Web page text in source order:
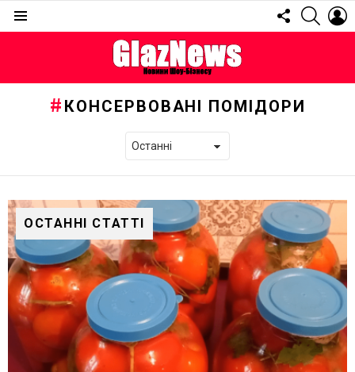
FOLLOW
US
КОНСЕРВОВАНІ ПОМІДОРИ
ОСТАННІ СТАТТІ